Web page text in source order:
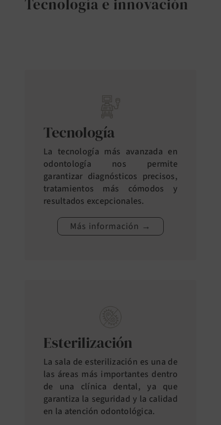
Tecnología e innovación
Tecnología
La tecnología más avanzada en
odontología nos permite
garantizar diagnósticos precisos,
tratamientos más cómodos y
resultados excepcionales.
Más información →
Esterilización
La sala de esterilización es una de
las áreas más importantes dentro
de una clínica dental, ya que
garantiza la seguridad y la calidad
en la atención odontológica.